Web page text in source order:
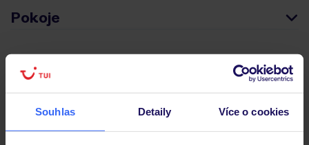
Souhlas Detaily Více o cookies
Pokoje
Stravování
Důležité informace